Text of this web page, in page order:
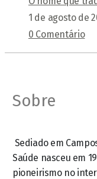
1 de agosto de
0 Comentário
Sobre
Sediado em
Saúde nasceu em
pioneirismo no